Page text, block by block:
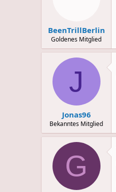
BeenTrillBerlin
Goldenes Mitglied
J
Jonas96
Bekanntes Mitglied
G